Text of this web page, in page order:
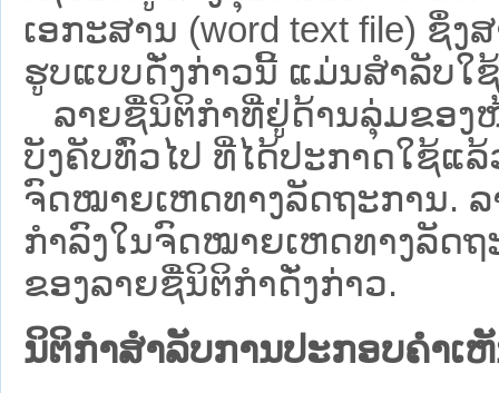
ເອກະສານ (word text file) ຊຶ່
ຮູບແບບດັ່ງກ່າວນີ້ ແມ່ນສຳລັບໃ
ລາຍຊື່ນິຕິກຳທີ່ຢູ່ດ້ານລຸ່ມຂອງ
ບັງຄັບທົ່ວໄປ ທີ່ໄດ້ປະກາດໃຊ້ແ
ຈົດໝາຍເຫດທາງລັດຖະການ.
ກຳລົງໃນຈົດໝາຍເຫດທາງລັດ
ຂອງລາຍຊື່ນິຕິກໍາດັ່ງກ່າວ.
ນິຕິກຳສຳລັບການປະກອບຄຳເ